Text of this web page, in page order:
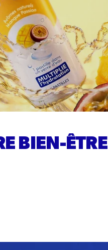
BIEN-ÊTRE